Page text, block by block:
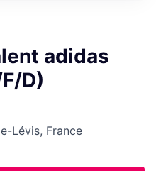
adidas
D)
Lévis, France